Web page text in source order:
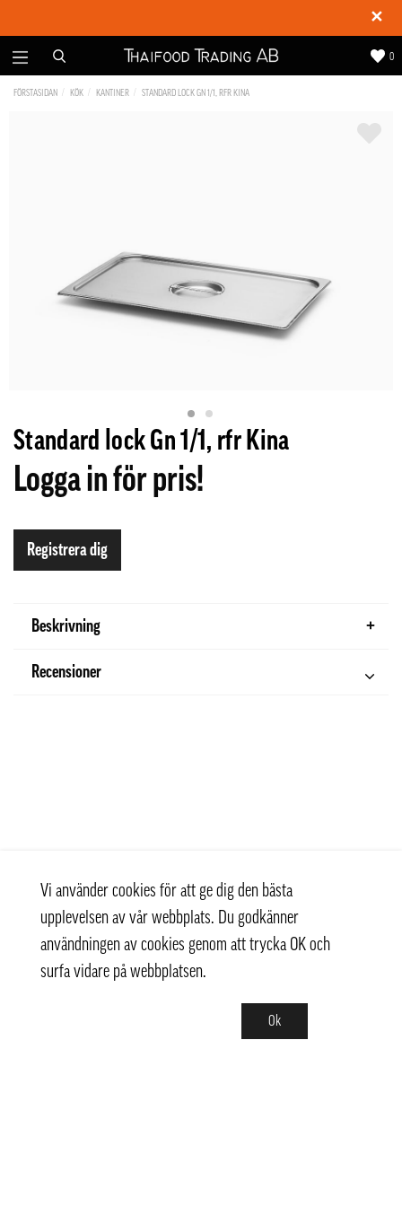
✕
0
FÖRSTASIDAN KÖK KANTINER STANDARD LOCK GN 1/1, RFR KINA
Standard lock Gn 1/1, rfr Kina
Logga in för pris!
Registrera dig
Beskrivning
Recensioner
Vi använder cookies för att ge dig den bästa
upplevelsen av vår webbplats. Du godkänner
användningen av cookies genom att trycka OK och
surfa vidare på webbplatsen.
Ok